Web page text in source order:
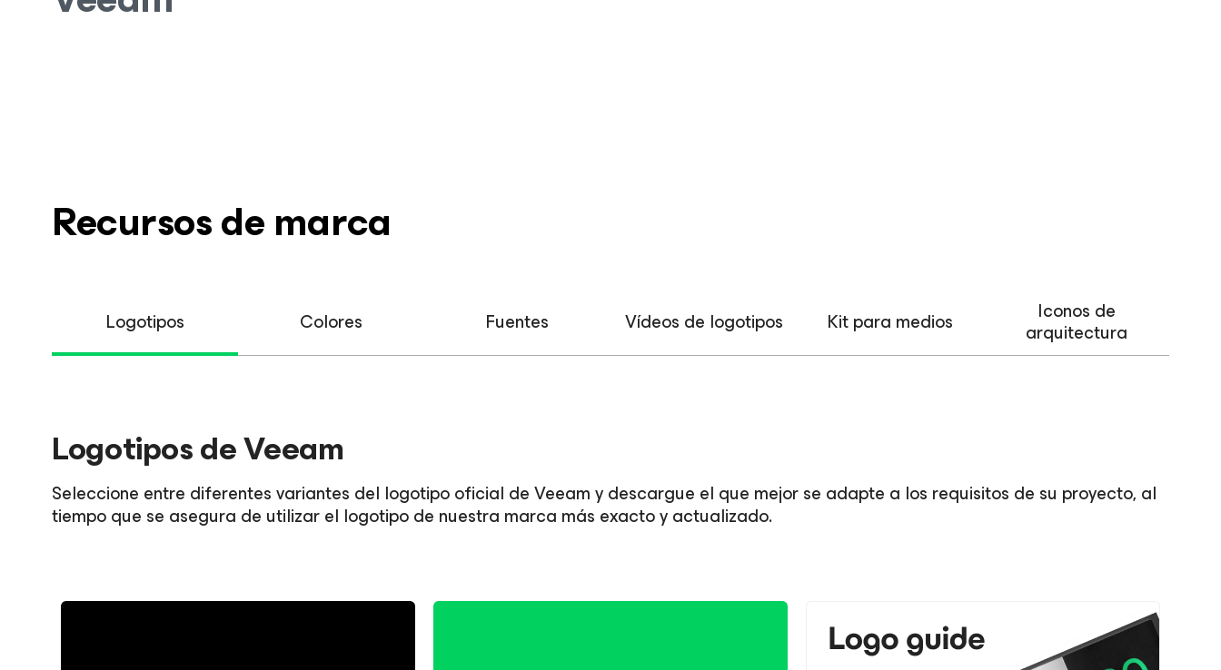
Recursos de marca
Logotipos Colores Fuentes Vídeos de logotipos Kit para medios Iconos de
arquitectura
Logotipos de Veeam
Seleccione entre diferentes variantes del logotipo oficial de Veeam y descargue el que mejor se adapte a los requisitos de su proyecto, al
tiempo que se asegura de utilizar el logotipo de nuestra marca más exacto y actualizado.